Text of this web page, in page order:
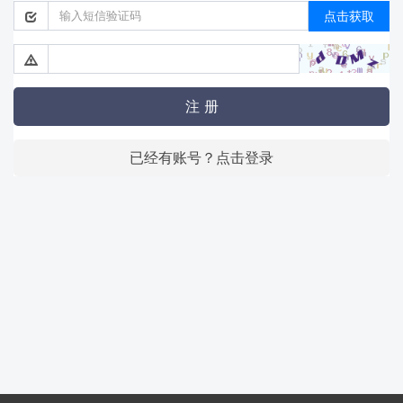
点击获取
注 册
已经有账号？点击登录